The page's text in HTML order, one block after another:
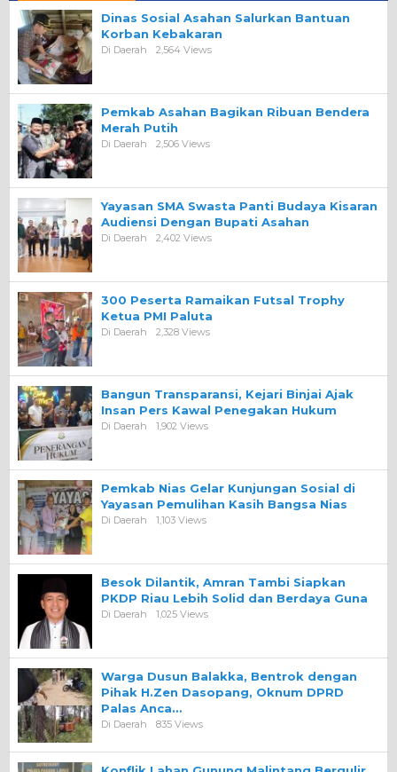
Dinas Sosial Asahan Salurkan Bantuan
Korban Kebakaran
Di Daerah 2,564 Views
Pemkab Asahan Bagikan Ribuan Bendera
Merah Putih
Di Daerah 2,506 Views
Yayasan SMA Swasta Panti Budaya Kisaran
Audiensi Dengan Bupati Asahan
Di Daerah 2,402 Views
300 Peserta Ramaikan Futsal Trophy
Ketua PMI Paluta
Di Daerah 2,328 Views
Bangun Transparansi, Kejari Binjai Ajak
Insan Pers Kawal Penegakan Hukum
Di Daerah 1,902 Views
Pemkab Nias Gelar Kunjungan Sosial di
Yayasan Pemulihan Kasih Bangsa Nias
Di Daerah 1,103 Views
Besok Dilantik, Amran Tambi Siapkan
PKDP Riau Lebih Solid dan Berdaya Guna
Di Daerah 1,025 Views
Warga Dusun Balakka, Bentrok dengan
Pihak H.Zen Dasopang, Oknum DPRD
Palas Anca…
Di Daerah 835 Views